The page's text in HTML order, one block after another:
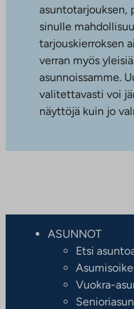
asuntotarjouksen,
sinulle
tarjouskierroksen
verran myös
asunnoissamme.
valitettavasti voi
näyttöjä kuin jo
ASUNNOT
Etsi
Vuokra-